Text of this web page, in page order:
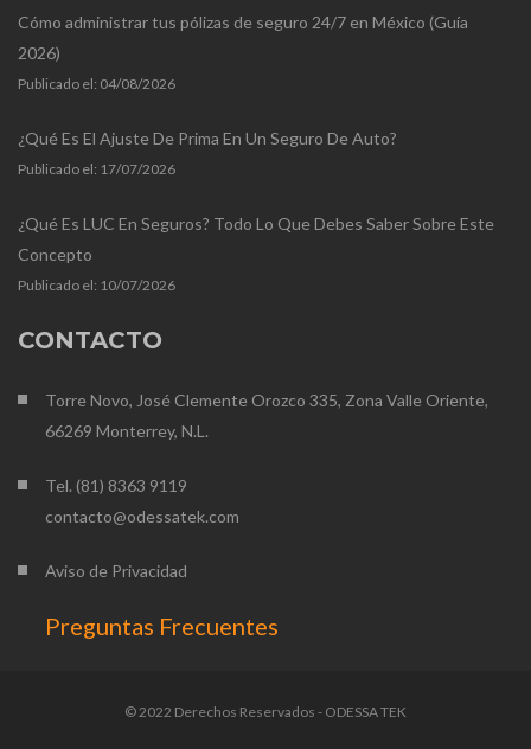
Cómo administrar tus pólizas de seguro 24/7 en México (Guía
2026)
Publicado el: 04/08/2026
¿Qué Es El Ajuste De Prima En Un Seguro De Auto?
Publicado el: 17/07/2026
¿Qué Es LUC En Seguros? Todo Lo Que Debes Saber Sobre Este
Concepto
Publicado el: 10/07/2026
CONTACTO
Torre Novo, José Clemente Orozco 335, Zona Valle Oriente,
66269 Monterrey, N.L.
Tel. (81) 8363 9119
contacto@odessatek.com
Aviso de Privacidad
Preguntas Frecuentes
© 2022 Derechos Reservados - ODESSA TEK